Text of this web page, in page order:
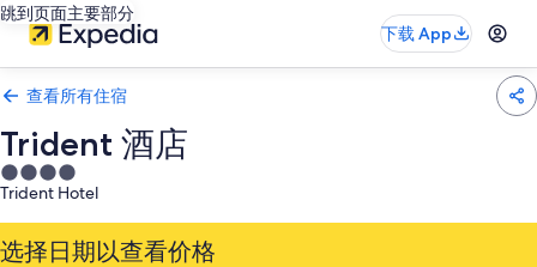
跳到页面主要部分
下载 App
查看所有住宿
Trident 酒店
4.0
星
住
宿
Trident Hotel
选择日期以查看价格